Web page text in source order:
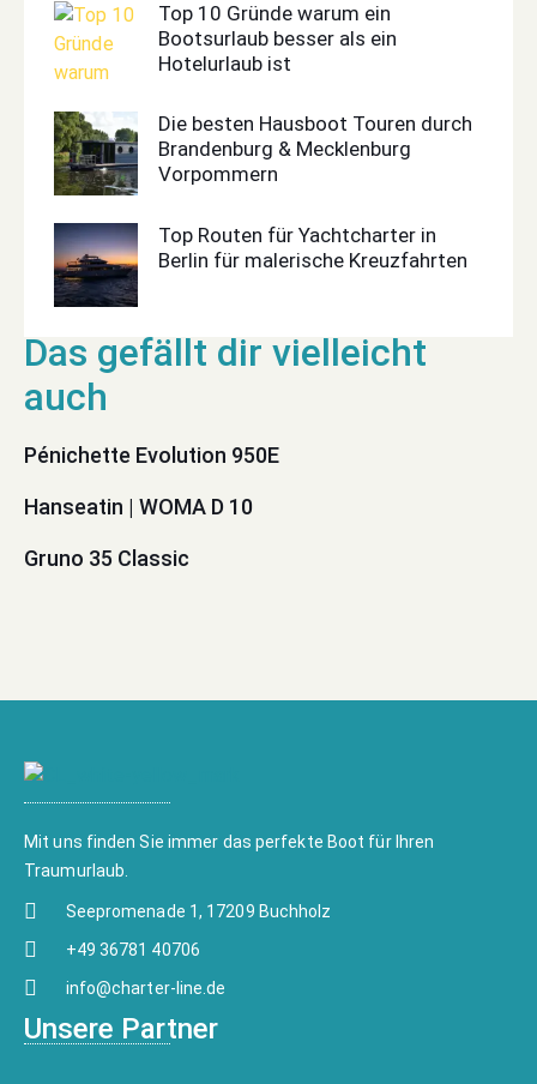
Top 10 Gründe warum ein
Bootsurlaub besser als ein
Hotelurlaub ist
Die besten Hausboot Touren durch
Brandenburg & Mecklenburg
Vorpommern
Top Routen für Yachtcharter in
Berlin für malerische Kreuzfahrten
Pénichette Evolution 950E
Hanseatin | WOMA D 10
Gruno 35 Classic
Mit uns finden Sie immer das perfekte Boot für Ihren
Traumurlaub.
Seepromenade 1, 17209 Buchholz
+49 36781 40706
info@charter-line.de
Unsere Partner